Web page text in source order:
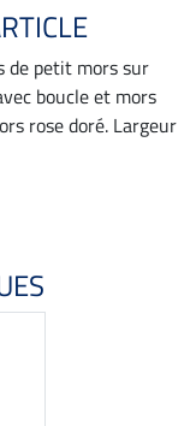
de petit mors sur
boucle et mors
rose doré. Largeur